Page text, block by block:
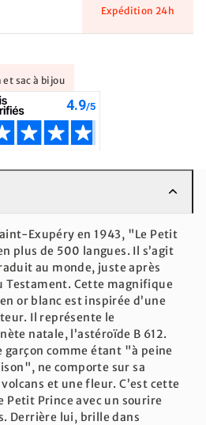
Expédition 24h
sac à bijou
Exupéry en 1943, "Le Petit
plus de 500 langues. Il s’agit
au monde, juste après
Testament. Cette magnifique
or blanc est inspirée d’une
Il représente le
natale, l’astéroïde B 612.
garçon comme étant "à peine
ne comporte sur sa
et une fleur. C’est cette
Petit Prince avec un sourire
Derrière lui, brille dans